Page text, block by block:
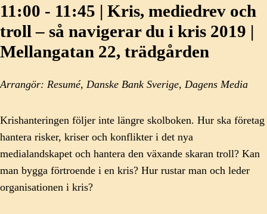
11:00 - 11:45 | Kris, mediedrev och
troll – så navigerar du i kris 2019 |
Mellangatan 22, trädgården
Arrangör: Resumé, Danske Bank Sverige, Dagens Media
Krishanteringen följer inte längre skolboken. Hur ska företag
hantera risker, kriser och konflikter i det nya
medialandskapet och hantera den växande skaran troll? Kan
man bygga förtroende i en kris? Hur rustar man och leder
organisationen i kris?